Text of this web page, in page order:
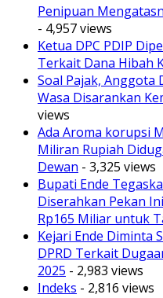
Penipuan
- 4,957 views
Ketua DPC PDIP
Terkait Dana Hibah
Soal Pajak, Anggota
Wasa Disarankan
views
Ada Aroma korupsi
Miliran Rupiah
Dewan - 3,325 views
Bupati Ende
Diserahkan Pekan
Rp165 Miliar untuk
Kejari Ende Diminta
DPRD Terkait
2025 - 2,983 views
Indeks - 2,816 views